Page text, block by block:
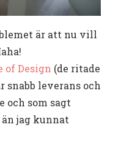
är att nu vill
of Design (de ritade
snabb leverans och
och som sagt
jag kunnat